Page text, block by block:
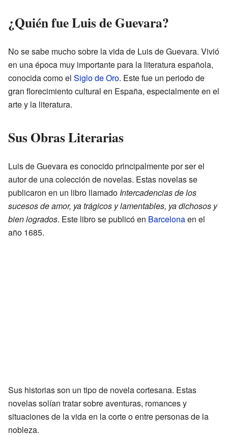
¿Quién fue Luis de Guevara?
No se sabe mucho sobre la vida de Luis de Guevara. Vivió
en una época muy importante para la literatura española,
conocida como el Siglo de Oro. Este fue un periodo de
gran florecimiento cultural en España, especialmente en el
arte y la literatura.
Sus Obras Literarias
Luis de Guevara es conocido principalmente por ser el
autor de una colección de novelas. Estas novelas se
publicaron en un libro llamado Intercadencias de los
sucesos de amor, ya trágicos y lamentables, ya dichosos y
bien logrados. Este libro se publicó en Barcelonaen el
año 1685.
Sus historias son un tipo de novela cortesana. Estas
novelas solían tratar sobre aventuras, romances y
situaciones de la vida en la corte o entre personas de la
nobleza.